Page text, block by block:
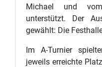
Michael und
unterstützt. Der
gewählt: Die
Im A-Turnier
jeweils erreichte